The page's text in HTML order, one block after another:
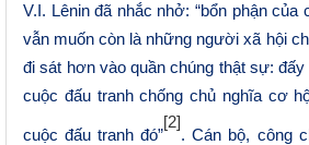
V.I. Lênin đã nhắc nhở: “bổn phận của
vẫn muốn còn là những người xã hội
đi sát hơn vào quần chúng thật sự:
cuộc đấu tranh chống chủ nghĩa cơ
cuộc đấu tranh đó”
[2]
. Cán bộ, công